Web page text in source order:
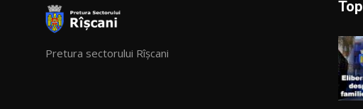
Pretura sectorului Rîșcani
Top